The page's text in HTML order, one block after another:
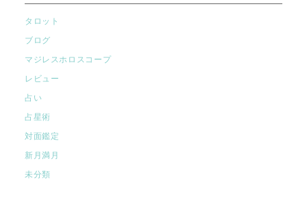
タロット
ブログ
マジレスホロスコープ
レビュー
占い
占星術
対面鑑定
新月満月
未分類